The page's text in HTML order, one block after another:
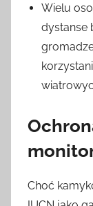
Wielu
dystanse
Choć